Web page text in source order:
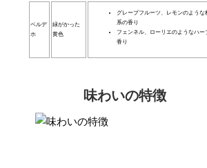
ベルデ
ホ
緑がかった
黄色
グレープフルーツ、レモンのような
系の香り
フェンネル、ローリエのようなハー
香り
味わいの特徴